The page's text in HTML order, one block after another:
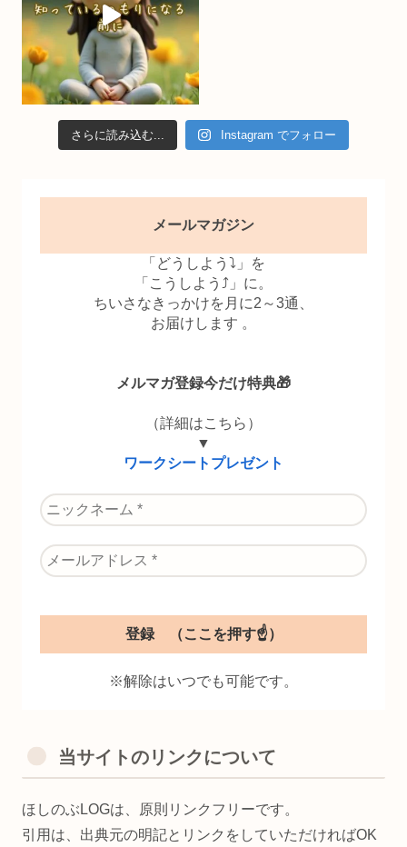
さらに読み込む... Instagram でフォロー
メールマガジン
「どうしよう⤵」を
「こうしよう⤴」に。
ちいさなきっかけを月に2～3通、
お届けします 。
メルマガ登録今だけ特典🎁
（詳細はこちら）
▼
ワークシートプレゼント
※解除はいつでも可能です。
当サイトのリンクについて
ほしのぶLOGは、原則リンクフリーです。
引用は、出典元の明記とリンクをしていただければOK